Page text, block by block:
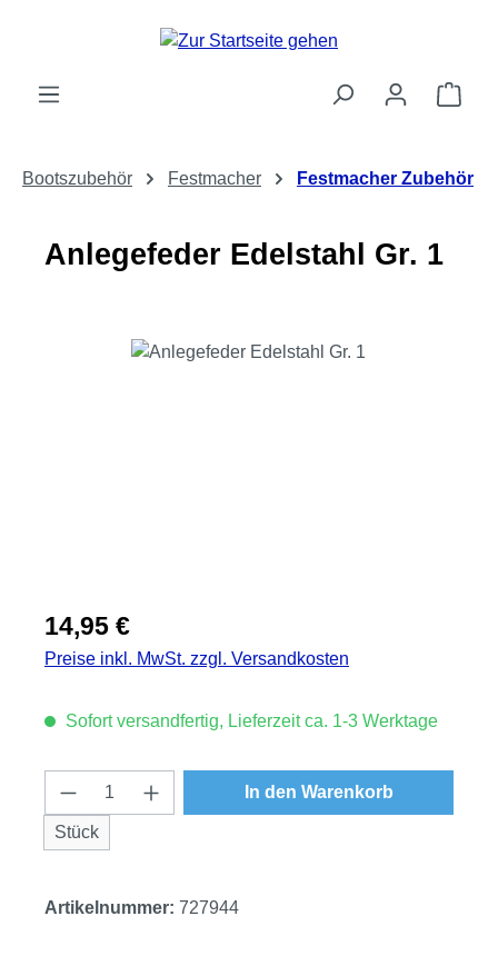
Zum Hauptinhalt springen
Bootszubehör Festmacher Festmacher Zubehör
Anlegefeder Edelstahl Gr. 1
Bildergalerie überspringen
Regulärer Preis:
14,95 €
Preise inkl. MwSt. zzgl. Versandkosten
Sofort versandfertig, Lieferzeit ca. 1-3 Werktage
Produkt Anzahl: Gib den gewünschten
Stück
In den Warenkorb
Artikelnummer: 727944